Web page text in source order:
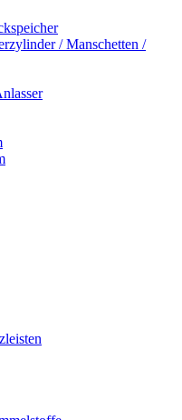
/ Manschetten /